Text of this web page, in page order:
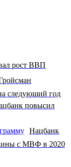
рост ВВП
следующий год
повысил
Нацбанк
с МВФ в 2020